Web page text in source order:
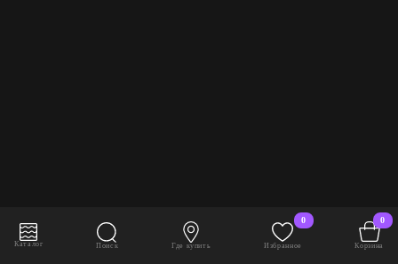
2 608 руб./шт
В корзину
Каталог Поиск Где купить
0
Избранное
0
Корзина